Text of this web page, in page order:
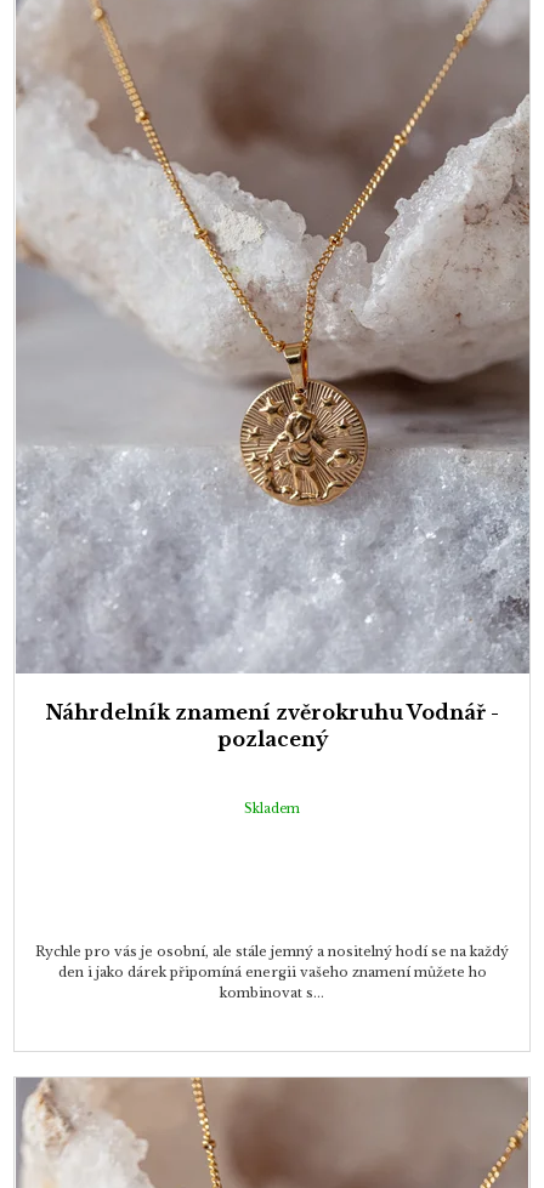
Náhrdelník znamení zvěrokruhu Vodnář -
pozlacený
Skladem
Rychle pro vás je osobní, ale stále jemný a nositelný hodí se na každý
den i jako dárek připomíná energii vašeho znamení můžete ho
kombinovat s...